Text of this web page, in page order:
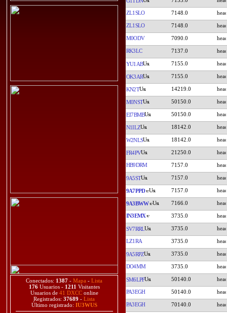
Conectados: 1387 - Mapa - Lista
176Usuarios - 1211 Visitantes
Usuarios de 41 DXCConline
Registrados: 37689 - Lista
Último registrado: IU3WUS
ZL1SLO 7148.0
ZL1SLO 7148.0
M0ODV 7090.0
RK3LC 7137.0
YU1AB 7155.0
OK3AR 7155.0
KN2T 14219.0
M0NST 50150.0
EI7BMB 50150.0
N1ILZ 18142.0
W2NLS 18142.0
FR4PV 21250.0
HB9DRM 7157.0
9A5ST 7157.0
9A7PPD 7157.0
9A3BWW 7166.0
IN3EMX 3735.0
SV7RRL 3735.0
LZ1RA 3735.0
9A5RPZ 3735.0
DO4MM 3735.0
SM6LPF 50140.0
PA3EGH 50140.0
PA3EGH 70140.0